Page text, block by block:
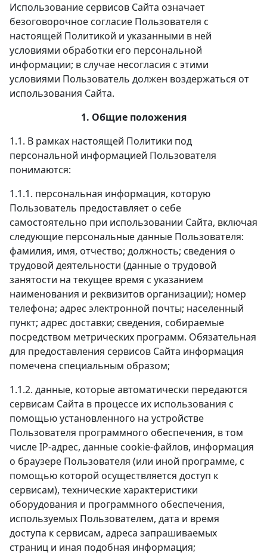
Использование сервисов Сайта означает
безоговорочное согласие Пользователя с
настоящей Политикой и указанными в ней
условиями обработки его персональной
информации; в случае несогласия с этими
условиями Пользователь должен воздержаться от
использования Сайта.
1. Общие положения
1.1. В рамках настоящей Политики под
персональной информацией Пользователя
понимаются:
1.1.1. персональная информация, которую
Пользователь предоставляет о себе
самостоятельно при использовании Сайта, включая
следующие персональные данные Пользователя:
фамилия, имя, отчество; должность; сведения о
трудовой деятельности (данные о трудовой
занятости на текущее время с указанием
наименования и реквизитов организации); номер
телефона; адрес электронной почты; населенный
пункт; адрес доставки; сведения, собираемые
посредством метрических программ. Обязательная
для предоставления сервисов Сайта информация
помечена специальным образом;
1.1.2. данные, которые автоматически передаются
сервисам Сайта в процессе их использования с
помощью установленного на устройстве
Пользователя программного обеспечения, в том
числе IP-адрес, данные cookie-файлов, информация
о браузере Пользователя (или иной программе, с
помощью которой осуществляется доступ к
сервисам), технические характеристики
оборудования и программного обеспечения,
используемых Пользователем, дата и время
доступа к сервисам, адреса запрашиваемых
страниц и иная подобная информация;